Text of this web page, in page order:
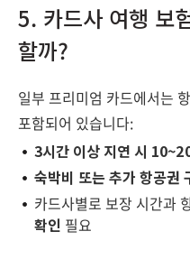
5. 카드사 여행 보
할까?
일부 프리미엄 카드에서는
포함되어 있습니다:
3시간 이상 지연 시
숙박비 또는 추가 항공권
카드사별로 보장 시간과
확인 필요